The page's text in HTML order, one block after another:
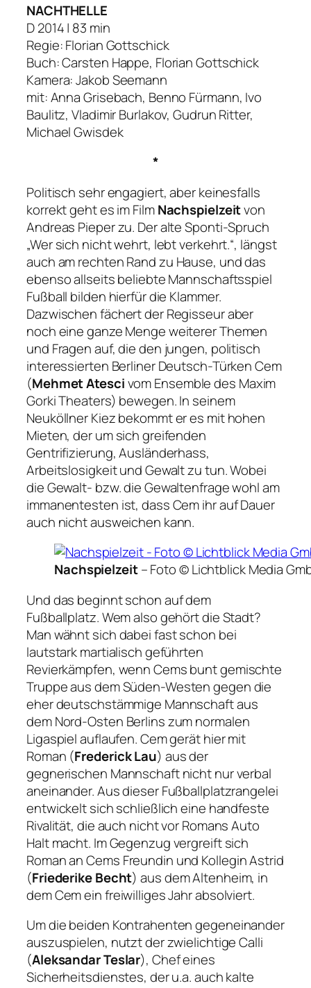
NACHTHELLE
D 2014 | 83 min
Regie: Florian Gottschick
Buch: Carsten Happe, Florian Gottschick
Kamera: Jakob Seemann
mit: Anna Grisebach, Benno Fürmann, Ivo
Baulitz, Vladimir Burlakov, Gudrun Ritter,
Michael Gwisdek
*
Politisch sehr engagiert, aber keinesfalls
korrekt geht es im FilmNachspielzeitvon
Andreas Pieper zu. Der alte Sponti-Spruch
„Wer sich nicht wehrt, lebt verkehrt.“, längst
auch am rechten Rand zu Hause, und das
ebenso allseits beliebte Mannschaftsspiel
Fußball bilden hierfür die Klammer.
Dazwischen fächert der Regisseur aber
noch eine ganze Menge weiterer Themen
und Fragen auf, die den jungen, politisch
interessierten Berliner Deutsch-Türken Cem
(Mehmet Atescivom Ensemble des Maxim
Gorki Theaters) bewegen. In seinem
Neuköllner Kiez bekommt er es mit hohen
Mieten, der um sich greifenden
Gentrifizierung, Ausländerhass,
Arbeitslosigkeit und Gewalt zu tun. Wobei
die Gewalt- bzw. die Gewaltenfrage wohl am
immanentesten ist, dass Cem ihr auf Dauer
auch nicht ausweichen kann.
Nachspielzeit–Foto © Lichtblick Media
Und das beginnt schon auf dem
Fußballplatz. Wem also gehört die Stadt?
Man wähnt sich dabei fast schon bei
lautstark martialisch geführten
Revierkämpfen, wenn Cems bunt gemischte
Truppe aus dem Süden-Westen gegen die
eher deutschstämmige Mannschaft aus
dem Nord-Osten Berlins zum normalen
Ligaspiel auflaufen. Cem gerät hier mit
Roman (Frederick Lau) aus der
gegnerischen Mannschaft nicht nur verbal
aneinander. Aus dieser Fußballplatzrangelei
entwickelt sich schließlich eine handfeste
Rivalität, die auch nicht vor Romans Auto
Halt macht. Im Gegenzug vergreift sich
Roman an Cems Freundin und Kollegin Astrid
(Friederike Becht) aus dem Altenheim, in
dem Cem ein freiwilliges Jahr absolviert.
Um die beiden Kontrahenten gegeneinander
auszuspielen, nutzt der zwielichtige Calli
(Aleksandar Teslar), Chef eines
Sicherheitsdienstes, der u.a. auch kalte